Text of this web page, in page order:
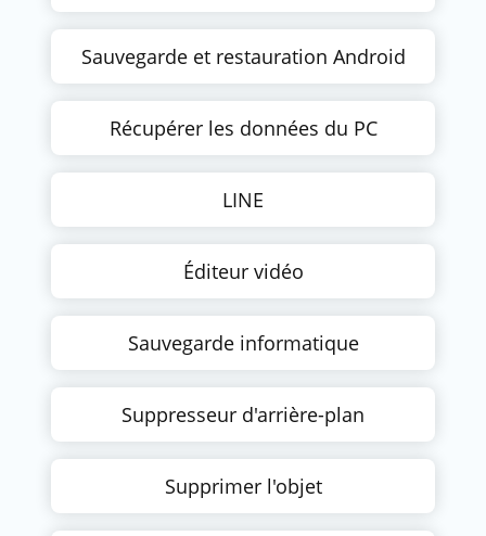
Sauvegarde et restauration Android
Récupérer les données du PC
LINE
Éditeur vidéo
Sauvegarde informatique
Suppresseur d'arrière-plan
Supprimer l'objet